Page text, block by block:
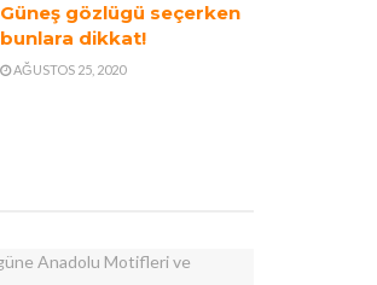
Güneş gözlügü seçerken
bunlara dikkat!
AĞUSTOS 25, 2020